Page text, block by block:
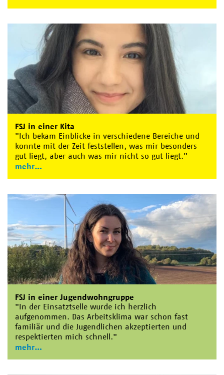
FSJ in einer Kita
"Ich bekam Einblicke in verschiedene Bereiche und
konnte mit der Zeit feststellen, was mir besonders
gut liegt, aber auch was mir nicht so gut liegt."
mehr
FSJ in einer Jugendwohngruppe
"In der Einsatztselle wurde ich herzlich
aufgenommen. Das Arbeitsklima war schon fast
familiär und die Jugendlichen akzeptierten und
respektierten mich schnell."
mehr